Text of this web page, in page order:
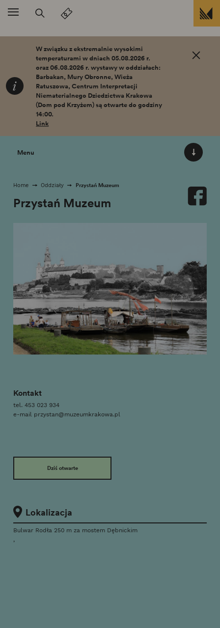
Przejdź do treści
W związku z ekstremalnie wysokimi
temperaturami w dniach 05.08.2026 r.
oraz 06.08.2026 r. wystawy w oddziałach:
Barbakan, Mury Obronne, Wieża
Ratuszowa, Centrum Interpretacji
Niematerialnego Dziedzictwa Krakowa
(Dom pod Krzyżem) są otwarte do godziny
14:00.
Link
Menu
Home Oddziały Przystań Muzeum
Przystań Muzeum
Kontakt
tel. 453 023 934
e-mail przystan@muzeumkrakowa.pl
Dziś otwarte
Lokalizacja
Bulwar Rodła 250 m za mostem Dębnickim
,